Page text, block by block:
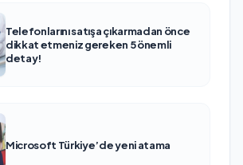
Telefonlarını satışa çıkarmadan önce
dikkat etmeniz gereken 5 önemli
detay!
Microsoft Türkiye’de yeni atama